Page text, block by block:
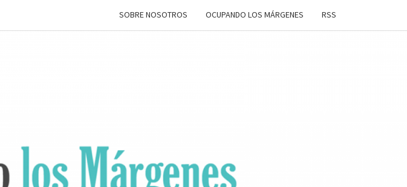
SOBRE NOSOTROS OCUPANDO LOS MÁRGENES RSS
OCUPANDO
Terapia
Ocupacional
Desde Los